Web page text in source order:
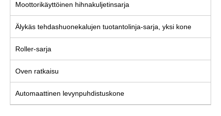
Moottorikäyttöinen hihnakuljetinsarja
Älykäs tehdashuonekalujen tuotantolinja-sarja, yksi kone
Roller-sarja
Oven ratkaisu
Automaattinen levynpuhdistuskone